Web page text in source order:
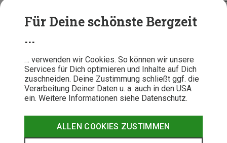
Für Deine schönste Bergzeit
...
… verwenden wir Cookies. So können wir unsere
Services für Dich optimieren und Inhalte auf Dich
zuschneiden. Deine Zustimmung schließt ggf. die
Verarbeitung Deiner Daten u. a. auch in den USA
ein. Weitere Informationen siehe Datenschutz.
ALLEN COOKIES ZUSTIMMEN